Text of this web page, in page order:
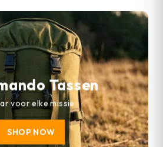
Tassen
voor elke missie
SHOP NOW